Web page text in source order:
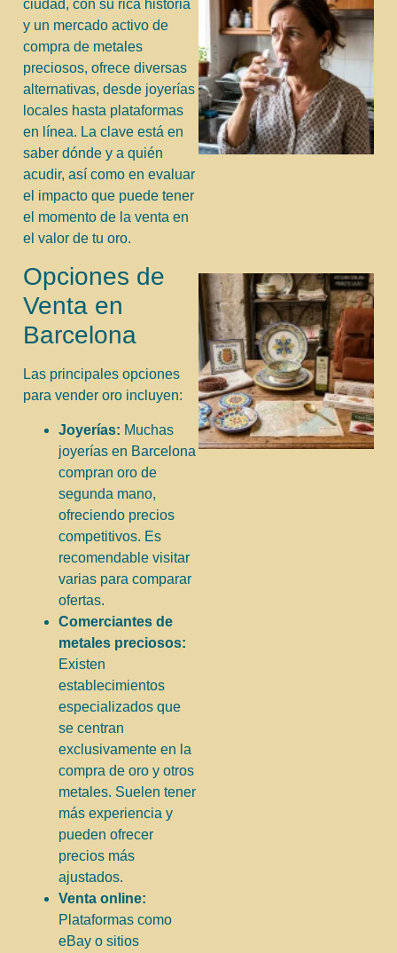
ciudad, con su rica historia
y un mercado activo de
compra de metales
preciosos, ofrece diversas
alternativas, desde joyerías
locales hasta plataformas
en línea. La clave está en
saber dónde y a quién
acudir, así como en evaluar
el impacto que puede tener
el momento de la venta en
el valor de tu oro.
Opciones de
Venta en
Barcelona
Las principales opciones
para vender oro incluyen:
Joyerías: Muchas
joyerías en Barcelona
compran oro de
segunda mano,
ofreciendo precios
competitivos. Es
recomendable visitar
varias para comparar
ofertas.
Comerciantes de
metales preciosos:
Existen
establecimientos
especializados que
se centran
exclusivamente en la
compra de oro y otros
metales. Suelen tener
más experiencia y
pueden ofrecer
precios más
ajustados.
Venta online:
Plataformas como
eBay o sitios